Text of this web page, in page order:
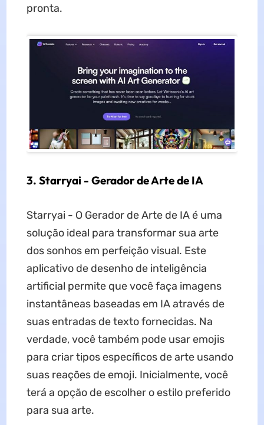
pronta.
3. Starryai - Gerador de Arte de IA
Starryai - O Gerador de Arte de IA é uma
solução ideal para transformar sua arte
dos sonhos em perfeição visual. Este
aplicativo de desenho de inteligência
artificial permite que você faça imagens
instantâneas baseadas em IA através de
suas entradas de texto fornecidas. Na
verdade, você também pode usar emojis
para criar tipos específicos de arte usando
suas reações de emoji. Inicialmente, você
terá a opção de escolher o estilo preferido
para sua arte.